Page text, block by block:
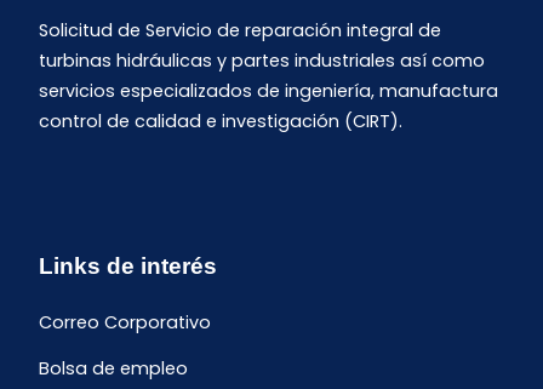
Solicitud de Servicio de reparación integral de
turbinas hidráulicas y partes industriales así como
servicios especializados de ingeniería, manufactura
control de calidad e investigación (CIRT).
Links de interés
Correo Corporativo
Bolsa de empleo